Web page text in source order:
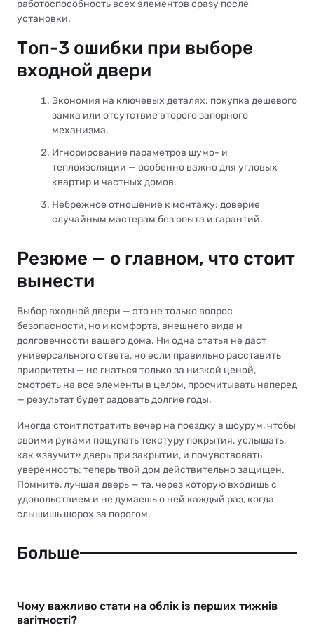
работоспособность всех элементов сразу после
установки.
Топ-3 ошибки при выборе
входной двери
Экономия на ключевых деталях: покупка дешевого
замка или отсутствие второго запорного
механизма.
Игнорирование параметров шумо- и
теплоизоляции — особенно важно для угловых
квартир и частных домов.
Небрежное отношение к монтажу: доверие
случайным мастерам без опыта и гарантий.
Резюме — о главном, что стоит
вынести
Выбор входной двери — это не только вопрос
безопасности, но и комфорта, внешнего вида и
долговечности вашего дома. Ни одна статья не даст
универсального ответа, но если правильно расставить
приоритеты — не гнаться только за низкой ценой,
смотреть на все элементы в целом, просчитывать наперед
— результат будет радовать долгие годы.
Иногда стоит потратить вечер на поездку в шоурум, чтобы
своими руками пощупать текстуру покрытия, услышать,
как «звучит» дверь при закрытии, и почувствовать
уверенность: теперь твой дом действительно защищен.
Помните, лучшая дверь — та, через которую входишь с
удовольствием и не думаешь о ней каждый раз, когда
слышишь шорох за порогом.
Больше
Чому важливо стати на облік із перших тижнів
вагітності?